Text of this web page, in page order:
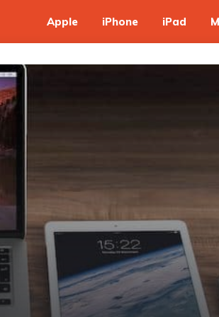
Apple iPhone iPad